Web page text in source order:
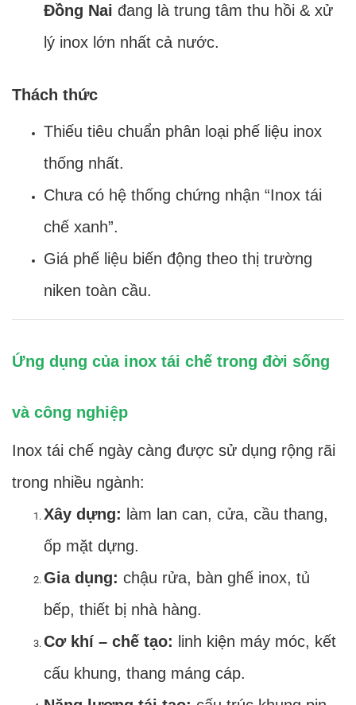
Đồng Nai đang là trung tâm thu hồi & xử
lý inox lớn nhất cả nước.
Thách thức
Thiếu tiêu chuẩn phân loại phế liệu inox
thống nhất.
Chưa có hệ thống chứng nhận “Inox tái
chế xanh”.
Giá phế liệu biến động theo thị trường
niken toàn cầu.
Ứng dụng của inox tái chế trong đời sống
và công nghiệp
Inox tái chế ngày càng được sử dụng rộng rãi
trong nhiều ngành:
Xây dựng: làm lan can, cửa, cầu thang,
ốp mặt dựng.
Gia dụng: chậu rửa, bàn ghế inox, tủ
bếp, thiết bị nhà hàng.
Cơ khí – chế tạo: linh kiện máy móc, kết
cấu khung, thang máng cáp.